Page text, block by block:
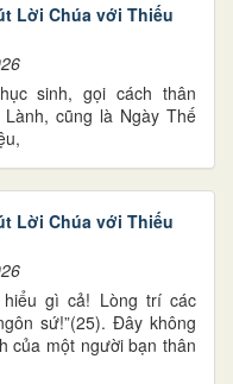
Lời Chúa với Thiếu
sinh, gọi cách thân
cũng là Ngày Thế
Lời Chúa với Thiếu
hiểu gì cả! Lòng trí các
sứ!”(25). Đây không
của một người bạn thân